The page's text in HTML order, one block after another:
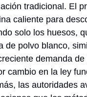
tradicional. El
caliente para
solo los huesos,
de polvo blanco,
demanda
cambio en la ley
las autoridades